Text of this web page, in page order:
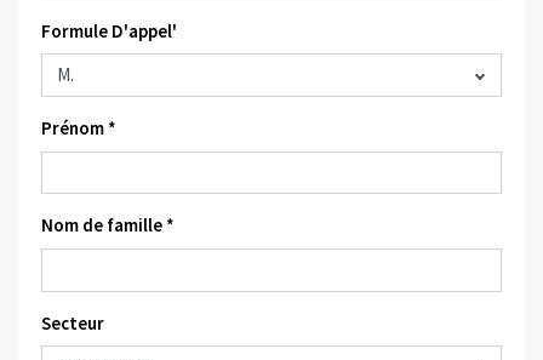
Formule D'appel'
Prénom *
Nom de famille *
Secteur